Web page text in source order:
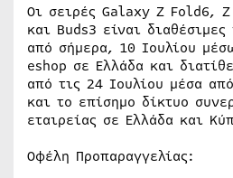
Οι σειρές Galaxy Z Fold6,
και Buds3 είναι
από σήμερα, 10 Ιουλίου
eshop σε Ελλάδα και
από τις 24 Ιουλίου μέσα
και το επίσημο δίκτυο
εταιρείας σε Ελλάδα και
Οφέλη Προπαραγγελίας: